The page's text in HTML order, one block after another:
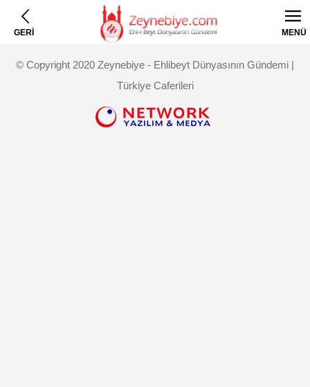
GERİ MENÜ
© Copyright 2020 Zeynebiye - Ehlibeyt Dünyasının Gündemi |
Türkiye Caferileri